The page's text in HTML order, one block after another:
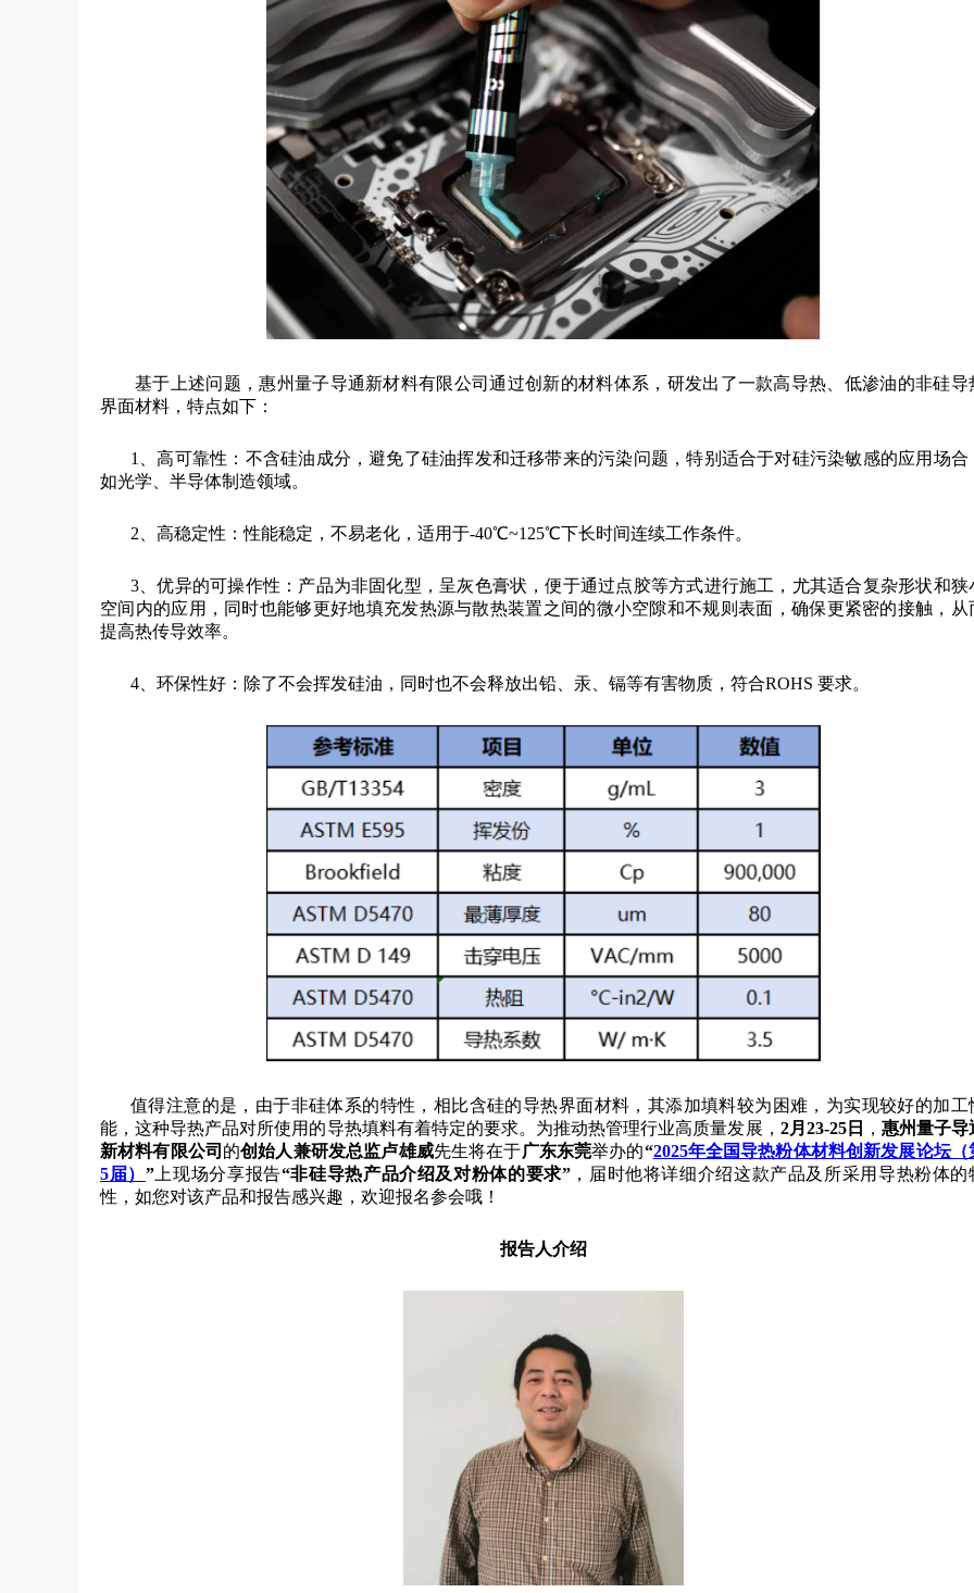
基于上述问题，惠州量子导通新材料有限公司通过创新的材料体系，研发出了一款高导热、低渗油的非硅导
界面材料，特点如下：
1、高可靠性：不含硅油成分，避免了硅油挥发和迁移带来的污染问题，特别适合于对硅污染敏感的应用场合
如光学、半导体制造领域。
2、高稳定性：性能稳定，不易老化，适用于-40℃~125℃下长时间连续工作条件。
3、优异的可操作性：产品为非固化型，呈灰色膏状，便于通过点胶等方式进行施工，尤其适合复杂形状和狭
空间内的应用，同时也能够更好地填充发热源与散热装置之间的微小空隙和不规则表面，确保更紧密的接触，从
提高热传导效率。
4、环保性好：除了不会挥发硅油，同时也不会释放出铅、汞、镉等有害物质，符合ROHS 要求。
值得注意的是，由于非硅体系的特性，相比含硅的导热界面材料，其添加填料较为困难，为实现较好的加工
能，这种导热产品对所使用的导热填料有着特定的要求。为推动热管理行业高质量发展， 2月23-25日 ， 惠州量子导
新材料有限公司 的创始人兼研发总监卢雄威先生将在于广东东莞举办的“2025年全国导热粉体材料创新发展论坛（
5届） ”上现场分享报告“非硅导热产品介绍及对粉体的要求”，届时他将详细介绍这款产品及所采用导热粉体的
性， 如您对该产品和报告感兴趣，欢迎报名参会哦！
报告人介绍